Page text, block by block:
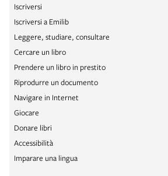
Iscriversi
Iscriversi a Emilib
Leggere, studiare, consultare
Cercare un libro
Prendere un libro in prestito
Riprodurre un documento
Navigare in Internet
Giocare
Donare libri
Accessibilità
Imparare una lingua